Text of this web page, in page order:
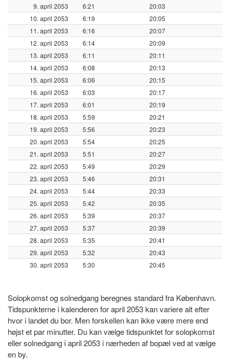
9. april 2053 6:21
20:03
10. april 2053
6:19
20:05
11. april 2053
6:16
20:07
12. april 2053
6:14
20:09
13. april 2053
6:11
20:11
14. april 2053
6:08
20:13
15. april 2053
6:06
20:15
16. april 2053
6:03
20:17
17. april 2053
6:01
20:19
18. april 2053
5:59
20:21
19. april 2053
5:56
20:23
20. april 2053
5:54
20:25
21. april 2053
5:51
20:27
22. april 2053
5:49
20:29
23. april 2053
5:46
20:31
24. april 2053
5:44
20:33
25. april 2053
5:42
20:35
26. april 2053
5:39
20:37
27. april 2053
5:37
20:39
28. april 2053
5:35
20:41
29. april 2053
5:32
20:43
30. april 2053
5:30 20:45
Solopkomst og solnedgang beregnes standard fra København.
Tidspunkterne i kalenderen for april 2053 kan variere alt efter
hvor i landet du bor. Men forskellen kan ikke være mere end
højst et par minutter. Du kan vælge tidspunktet for solopkomst
eller solnedgang i april 2053 i nærheden af bopæl ved at vælge
en by.